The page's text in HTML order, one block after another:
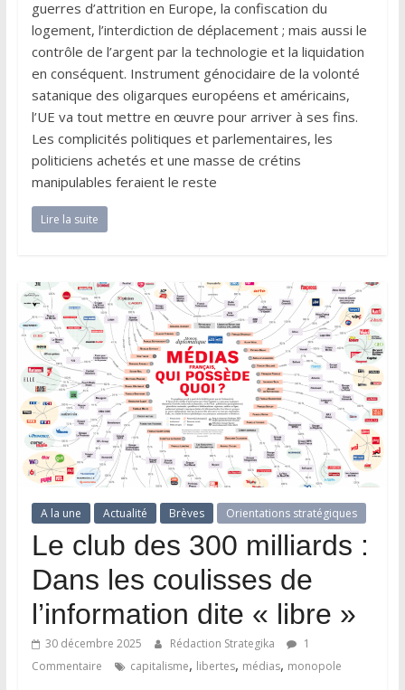
guerres d’attrition en Europe, la confiscation du
logement, l’interdiction de déplacement ; mais aussi le
contrôle de l’argent par la technologie et la liquidation
en conséquent. Instrument génocidaire de la volonté
satanique des oligarques européens et américains,
l’UE va tout mettre en œuvre pour arriver à ses fins.
Les complicités politiques et parlementaires, les
politiciens achetés et une masse de crétins
manipulables feraient le reste
Lire la suite
A la une Actualité Brèves Orientations stratégiques
Le club des 300 milliards :
Dans les coulisses de
l’information dite « libre »
30 décembre 2025 Rédaction Strategika
1
Commentaire
capitalisme, libertes, médias, monopole